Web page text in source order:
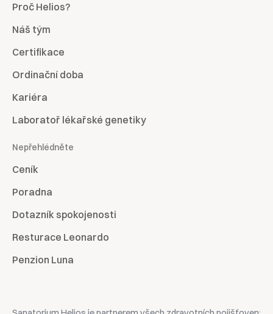
Proč Helios?
Náš tým
Certifikace
Ordinační doba
Kariéra
Laboratoř lékařské genetiky
Nepřehlédněte
Ceník
Poradna
Dotazník spokojenosti
Resturace Leonardo
Penzion Luna